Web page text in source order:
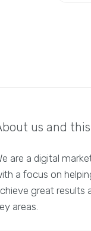
us and
are a digital
a focus on
great results
areas.